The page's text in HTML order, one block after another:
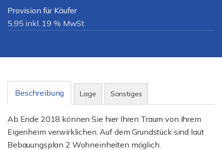
Provision für Käufer
5,95 inkl. 19 % MwSt.
Beschreibung Lage Sonstiges
Ab Ende 2018 können Sie hier Ihren Traum von Ihrem
Eigenheim verwirklichen. Auf dem Grundstück sind laut
Bebauungsplan 2 Wohneinheiten möglich.